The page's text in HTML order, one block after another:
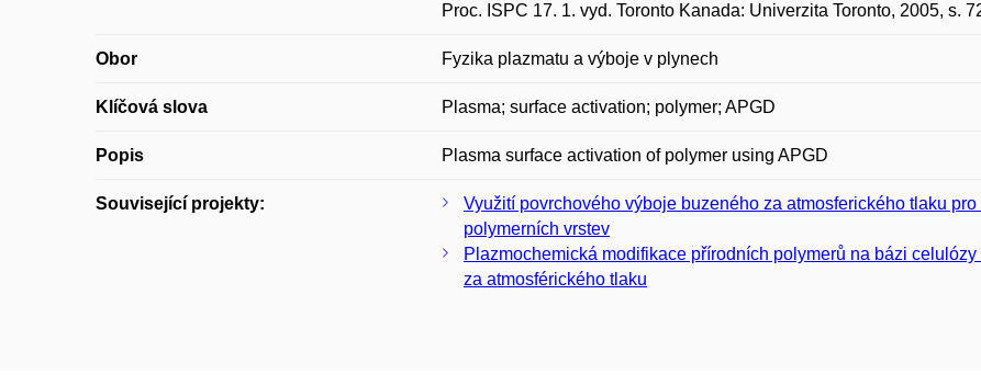
Proc. ISPC 17. 1. vyd. Toronto Kanada: Univerzita Toronto, 2005, s.
Obor Fyzika plazmatu a výboje v plynech
Klíčová slova Plasma; surface activation; polymer; APGD
Popis Plasma surface activation of polymer using APGD
Související projekty:
Využití povrchového výboje buzeného za atmosferického tlaku
polymerních vrstev
Plazmochemická modifikace přírodních polymerů na bázi
za atmosférického tlaku